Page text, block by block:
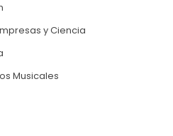
y Ciencia
Musicales